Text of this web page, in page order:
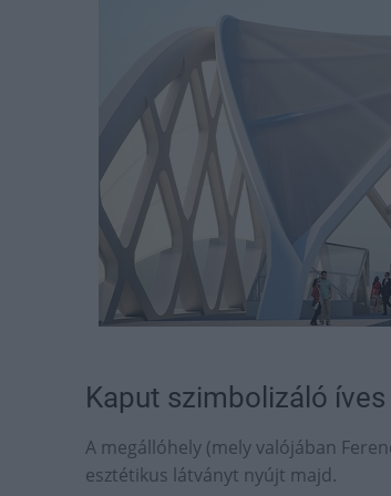
Kaput szimbolizáló
A megállóhely (mely valójában
esztétikus látványt nyújt majd.